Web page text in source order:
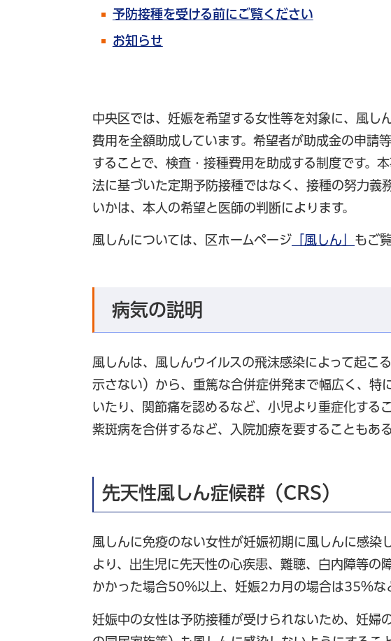
予防接種を受ける前にご覧ください
お知らせ
中央区では、妊娠を希望する女性等を対象に、風し
費用を全額助成しています。希望者が助成金の申請
することで、検査・接種費用を助成する制度です。
法に基づいた定期予防接種ではなく、接種の努力義
いかは、本人の希望と医師の判断によります。
風しんについては、区ホームページ 「風しん」 もご
病気の説明
風しんは、風しんウイルスの飛沫感染によって起こ
示さない）から、重篤な合併症併発まで幅広く、特
いたり、関節痛を認めるなど、小児より重症化する
紫斑病を合併するなど、入院加療を要することもあ
先天性風しん症候群（CRS）
風しんに免疫のない女性が妊娠初期に風しんに感染
より、出生児に先天性の心疾患、難聴、白内障等の
かかった場合50％以上、妊娠2カ月の場合は35％な
妊娠中の女性は予防接種が受けられないため、妊婦